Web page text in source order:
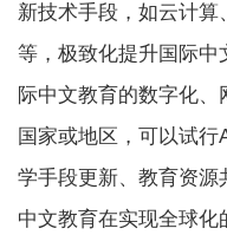
新技术手段，如云计
等，极致化提升国际中
际中文教育的数字化
国家或地区，可以试
学手段更新、教育资
中文教育在实现全球